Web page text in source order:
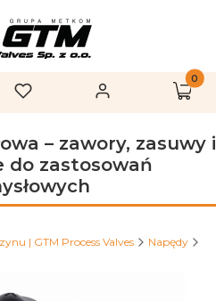
Ulubione Zaloguj się
– zawory, zasuwy i
do zastosowań
| GTM Process Valves Napędy